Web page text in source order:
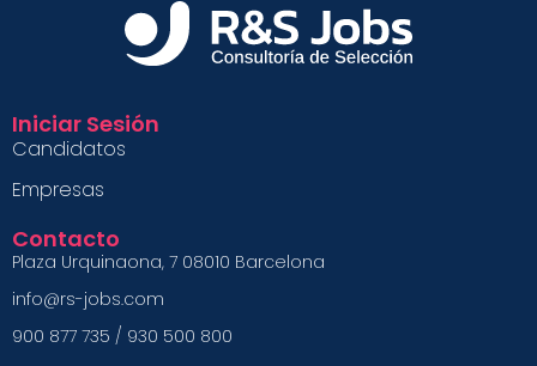
Iniciar Sesión
Candidatos
Empresas
Contacto
Plaza Urquinaona, 7 08010 Barcelona
info@rs-jobs.com
900 877 735 / 930 500 800